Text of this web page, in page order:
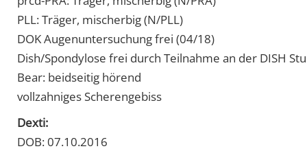
PLL: Träger, mischerbig (N/PLL)
DOK Augenuntersuchung frei (04/18)
Dish/Spondylose frei durch Teilnahme an der DISH
Bear: beidseitig hörend
vollzahniges Scherengebiss
Dexti:
DOB: 07.10.2016